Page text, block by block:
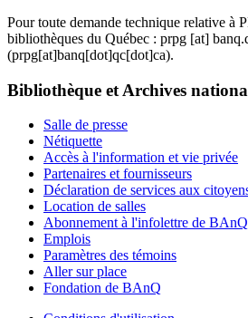
Pour toute demande technique relative à
bibliothèques du Québec : prpg [at]
(prpg[at]banq[dot]qc[dot]ca).
Bibliothèque et Archives
Salle de presse
Nétiquette
Accès à l'information et vie privée
Partenaires et fournisseurs
Déclaration de services aux
Location de salles
Abonnement à l'infolettre de BAnQ
Emplois
Paramètres des témoins
Aller sur place
Fondation de BAnQ